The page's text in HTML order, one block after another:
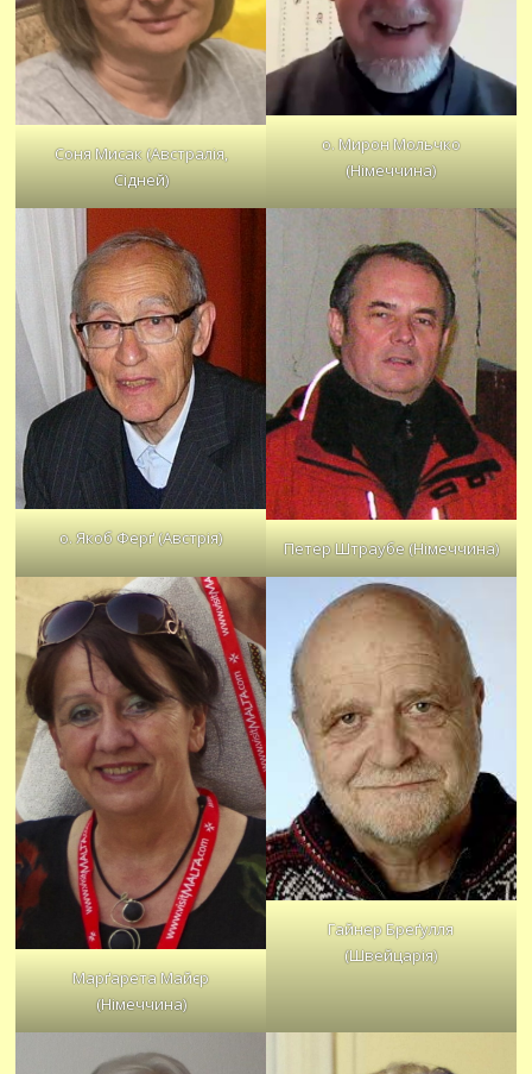
Соня Мисак (Австралія,
Сідней)
о. Мирон Мольчко
(Німеччина)
о. Якоб Ферґ (Австрія) Петер Штраубе (Німеччина)
Марґарета Майєр
(Німеччина)
Гайнер Бреґулля
(Швейцарія)